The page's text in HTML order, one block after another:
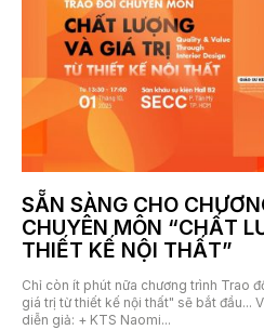
SẴN SÀNG CHO
CHUYÊN MÔN “CHẤT
THIẾT KẾ NỘI THẤT”
Chỉ còn ít phút nữa chương trình Trao
giá trị từ thiết kế nội thất" sẽ bắt đầu... Với chia sẻ chuyên môn của các
diễn giả: + KTS Naomi...